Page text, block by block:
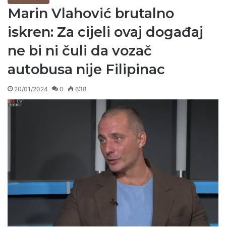
Marin Vlahović brutalno
iskren: Za cijeli ovaj događaj
ne bi ni čuli da vozač
autobusa nije Filipinac
20/01/2024 0 638